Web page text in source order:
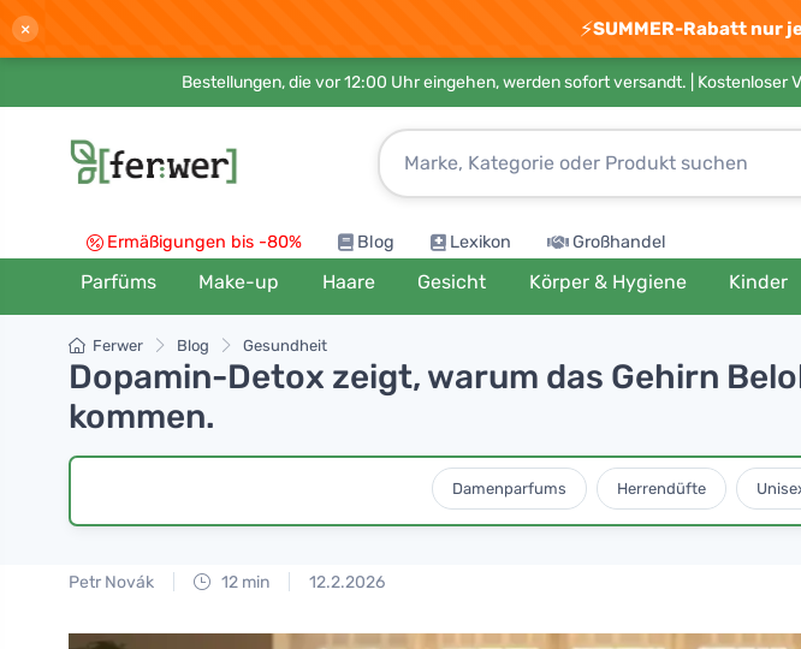
× ⚡SUMMER-Rabatt nur
Bestellungen, die vor 12:00 Uhr eingehen, werden sofort versandt. | Kostenloser
Ermäßigungen bis -80% Blog Lexikon Großhandel
Parfüms Make-up Haare Gesicht Körper & Hygiene Kinder
Ferwer Blog Gesundheit
Dopamin-Detox zeigt, warum das Gehirn
kommen.
Damenparfums Herrendüfte
Petr Novák 12 min 12.2.2026